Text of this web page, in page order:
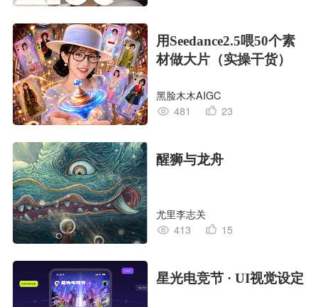
用Seedance2.5喂50个素
材做大片（实操干货）
黑脸木木AIGC
481
23
醒狮与龙舟
尤里李志关
413
15
星光电竞节 · UI视觉设定